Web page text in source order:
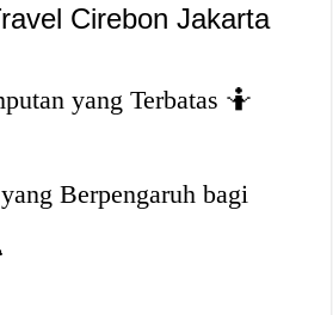
Cirebon Jakarta
yang Terbatas 🤷
Berpengaruh bagi